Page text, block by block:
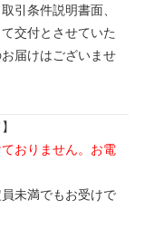
引条件説明書面、
交付とさせていた
届けはございませ
おりません。お電
未満でもお受けで